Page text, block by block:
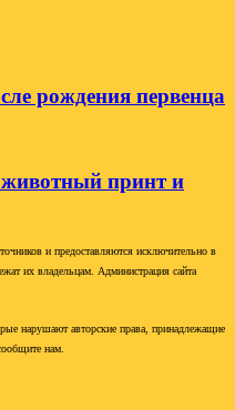
рождения первенца
животный принт и
и предоставляются исключительно в
их владельцам. Администрация сайта
нарушают авторские права, принадлежащие
нам.